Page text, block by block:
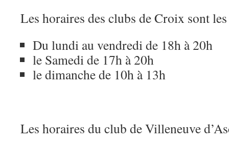
Les horaires des clubs de Croix sont
Du lundi au vendredi de 18h à 20h
le Samedi de 17h à 20h
le dimanche de 10h à 13h
Les horaires du club de Villeneuve